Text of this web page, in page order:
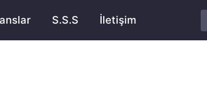
S.S.S İletişim